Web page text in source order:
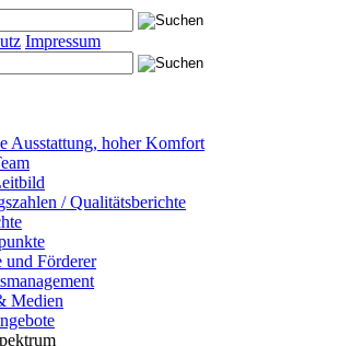
Impressum
Ausstattung, hoher Komfort
/ Qualitätsberichte
und Förderer
Medien